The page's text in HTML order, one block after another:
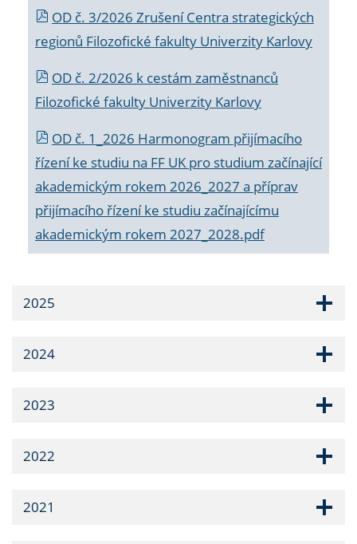
OD č. 3/2026 Zrušení Centra strategických
regionů Filozofické fakulty Univerzity Karlovy
OD č. 2/2026 k cestám zaměstnanců
Filozofické fakulty Univerzity Karlovy
OD č. 1_2026 Harmonogram přijímacího
řízení ke studiu na FF UK pro studium začínající
akademickým rokem 2026_2027 a příprav
přijímacího řízení ke studiu začínajícímu
akademickým rokem 2027_2028.pdf
2025
2024
2023
2022
2021